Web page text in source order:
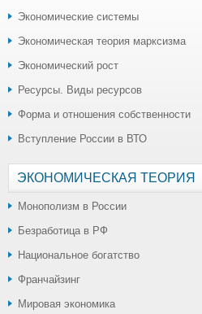
Экономические системы
Экономическая теория марксизма
Экономический рост
Ресурсы. Виды ресурсов
Форма и отношения собственности
Вступление России в ВТО
ЭКОНОМИЧЕСКАЯ ТЕОРИЯ
Монополизм в России
Безработица в РФ
Национальное богатство
Франчайзинг
Мировая экономика